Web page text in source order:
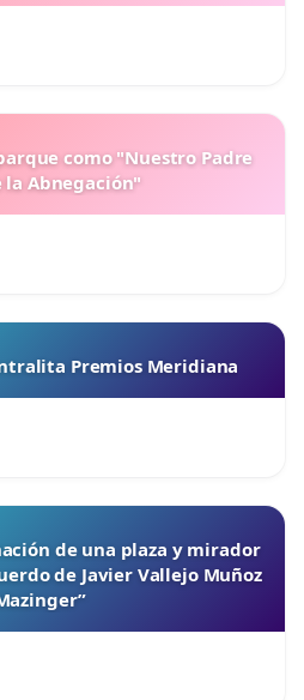
como "Nuestro Padre
la Abnegación"
Premios Meridiana
de una plaza y mirador
de Javier Vallejo Muñoz